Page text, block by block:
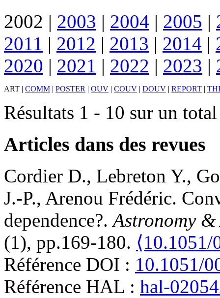
2002 | 2003 | 2004 | 2005 |
2011 | 2012 | 2013 | 2014 |
2020 | 2021 | 2022 | 2023 |
ART | COMM | POSTER | OUV | COUV | DOUV | REPORT |
Résultats 1 - 10 sur un
Articles dans des revues
Cordier D., Lebreton Y.,
J.-P., Arenou Frédéric.
dependence?.Astronomy
(1), pp.169-180.
Référence DOI : 10.1051/
Référence HAL : hal-